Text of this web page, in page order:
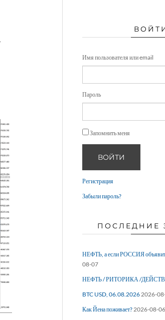
Имя пользователя или email
Пароль
Запомнить меня
ВОЙТИ
Регистрация
Забыли пароль?
ПОСЛЕДНИЕ
НЕФТЬ, а если РОССИЯ объявит
08-07
НЕФТЬ / РИТОРИКА /
BTC USD, 06.08.20262026-
Как Йена поживает?2026-08-06